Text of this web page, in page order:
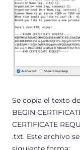
Se copia el texto
BEGIN
CERTIFICATE
.txt. Este archivo